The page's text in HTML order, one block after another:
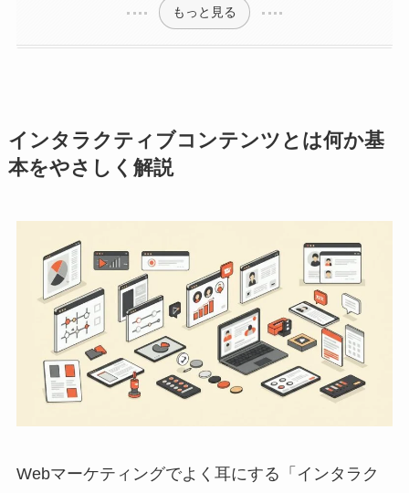
もっと見る
インタラクティブコンテンツとは何か基
本をやさしく解説
Webマーケティングでよく耳にする「インタラク